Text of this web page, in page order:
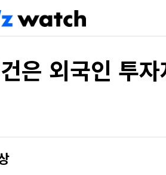
은 외국인 투자